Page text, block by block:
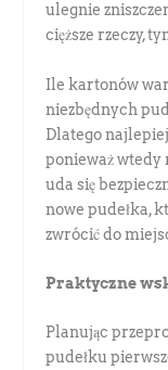
ulegnie
cięższe rzeczy,
Ile kartonów
niezbędnych
Dlatego
ponieważ wtedy
uda się
nowe pudełka,
zwrócić do
Praktyczne
Planując
pudełku